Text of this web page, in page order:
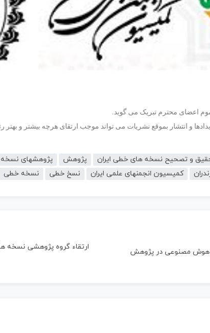
اعضای محترم تبریک می گوید.
و انتشار بموقع نشریات می تواند موجب ارتقای هرچه بیشتر و بهتر
و تصحیح نسخه های خطی ایران پژوهش
پژوهشهای
کمیسیون انجمنهای علمی ایران نسخ خطی نسخه خطی
هوش مصنوعی در پژوهش
ارتقاء گروه پژوهشی